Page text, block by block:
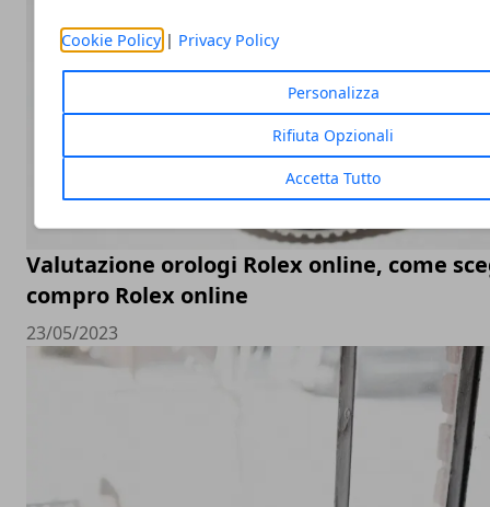
Cookie Policy| Privacy Policy
Personalizza
Rifiuta Opzionali
Accetta Tutto
Valutazione orologi Rolex online, come
compro Rolex online
23/05/2023